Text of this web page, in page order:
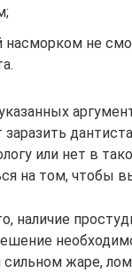
насморком не
или нет в
на том, чтобы
наличие
жаре,